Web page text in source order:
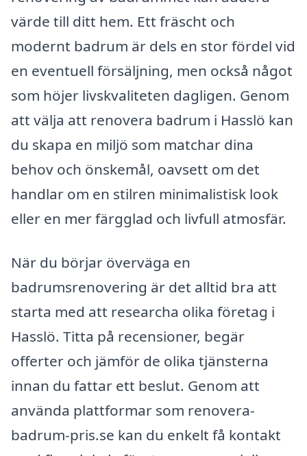
värde till ditt hem. Ett fräscht och
modernt badrum är dels en stor fördel vid
en eventuell försäljning, men också något
som höjer livskvaliteten dagligen. Genom
att välja att renovera badrum i Hasslö kan
du skapa en miljö som matchar dina
behov och önskemål, oavsett om det
handlar om en stilren minimalistisk look
eller en mer färgglad och livfull atmosfär.
När du börjar överväga en
badrumsrenovering är det alltid bra att
starta med att researcha olika företag i
Hasslö. Titta på recensioner, begär
offerter och jämför de olika tjänsterna
innan du fattar ett beslut. Genom att
använda plattformar som renovera-
badrum-pris.se kan du enkelt få kontakt